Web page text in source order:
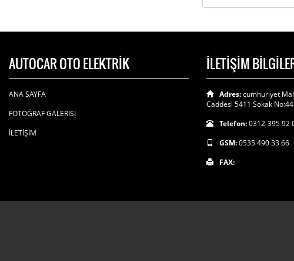
AUTOCAR OTO ELEKTRİK
ANA SAYFA
FOTOĞRAF GALERİSİ
İLETİŞİM
İLETİŞİM
Adres:cumhuriyet
Caddesi 5411 Sokak
Telefon:0312-395 92
GSM:0535 490 33 66
FAX: